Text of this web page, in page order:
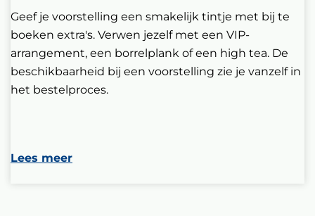
Geef je voorstelling een smakelijk tintje met bij te
boeken extra's. Verwen jezelf met een VIP-
arrangement, een borrelplank of een high tea. De
beschikbaarheid bij een voorstelling zie je vanzelf in
het bestelproces.
Lees meer